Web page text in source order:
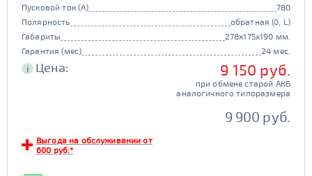
Пусковой ток (А)
780
Полярность
обратная (0, L)
Габариты
278x175x190 мм.
Гарантия (мес)
24 мес.
i Цена: 9 150 руб.
при обмене старой АКБ
аналогичного типоразмера
9 900 руб.
Выгода на обслуживании от
600 руб.*